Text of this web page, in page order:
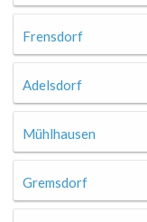
Frensdorf
Adelsdorf
Mühlhausen
Gremsdorf